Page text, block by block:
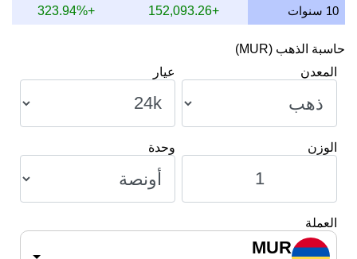
10 سنوات +152,093.26
+323.94%
حاسبة الذهب (MUR)
المعدن
عيار
الوزن وحدة
العملة
MUR